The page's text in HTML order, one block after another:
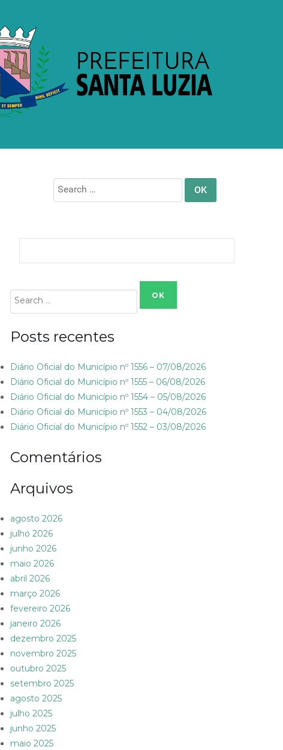
Search
for:
Search
for:
Posts recentes
Diário Oficial do Município nº 1556 – 07/08/2026
Diário Oficial do Município nº 1555 – 06/08/2026
Diário Oficial do Município nº 1554 – 05/08/2026
Diário Oficial do Município nº 1553 – 04/08/2026
Diário Oficial do Município nº 1552 – 03/08/2026
Comentários
Arquivos
agosto 2026
julho 2026
junho 2026
maio 2026
abril 2026
março 2026
fevereiro 2026
janeiro 2026
dezembro 2025
novembro 2025
outubro 2025
setembro 2025
agosto 2025
julho 2025
junho 2025
maio 2025